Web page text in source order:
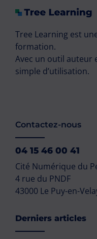
Tree Learning est
formation.
Avec un outil auteur
simple d’utilisation.
Contactez-nous
04 15 46 00 41
Cité Numérique du
4 rue du PNDF
43000 Le Puy-en-
Derniers articles